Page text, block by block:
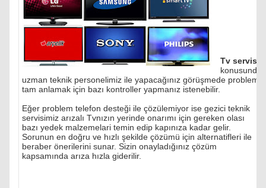
Tv servisi
konusunda
uzman teknik personelimiz ile yapacağınız görüşmede problemi
tam anlamak için bazı kontroller yapmanız istenebilir.
Eğer problem telefon desteği ile çözülemiyor ise gezici teknik
servisimiz arızalı Tvnızın yerinde onarımı için gereken olası
bazı yedek malzemelari temin edip kapınıza kadar gelir.
Sorunun en doğru ve hızlı şekilde çözümü için alternatifleri ile
beraber önerilerini sunar. Sizin onayladığınız çözüm
kapsamında arıza hızla giderilir.